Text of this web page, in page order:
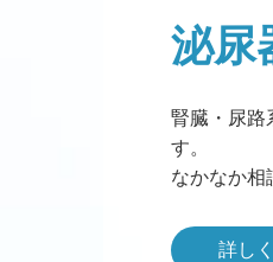
泌尿
腎臓・尿路
す。
なかなか相
詳し